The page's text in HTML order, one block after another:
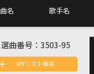
曲名 歌手名
選曲番号： 3503-95
MYリスト保存